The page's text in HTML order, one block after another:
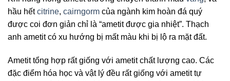
hầu hếtcitrine, cairngorm của ngành kim hoàn đá quý
được coi đơn giản chỉ là “ametit được gia nhiệt”. Thạch
anh ametit có xu hướng bị mất màu khi bị lộ ra mặt đất.
Ametit tổng hợp rất giống với ametit chất lượng cao. Các
đặc điểm hóa học và vật lý đều rất giống với ametit tự